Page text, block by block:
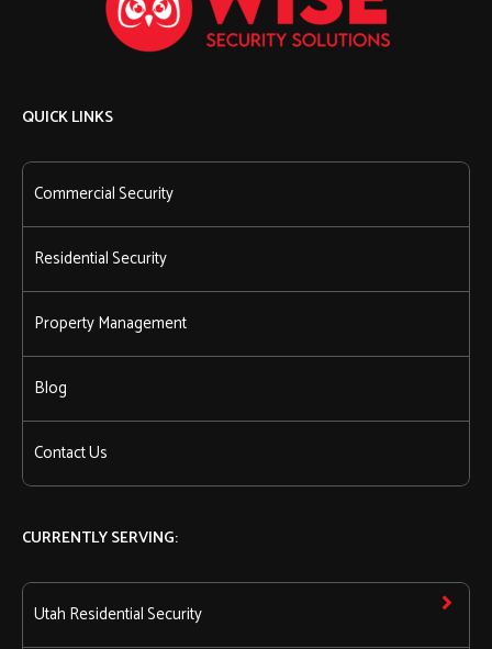
QUICK LINKS
Commercial Security
Residential Security
Property Management
Blog
Contact Us
CURRENTLY SERVING:
Utah Residential Security